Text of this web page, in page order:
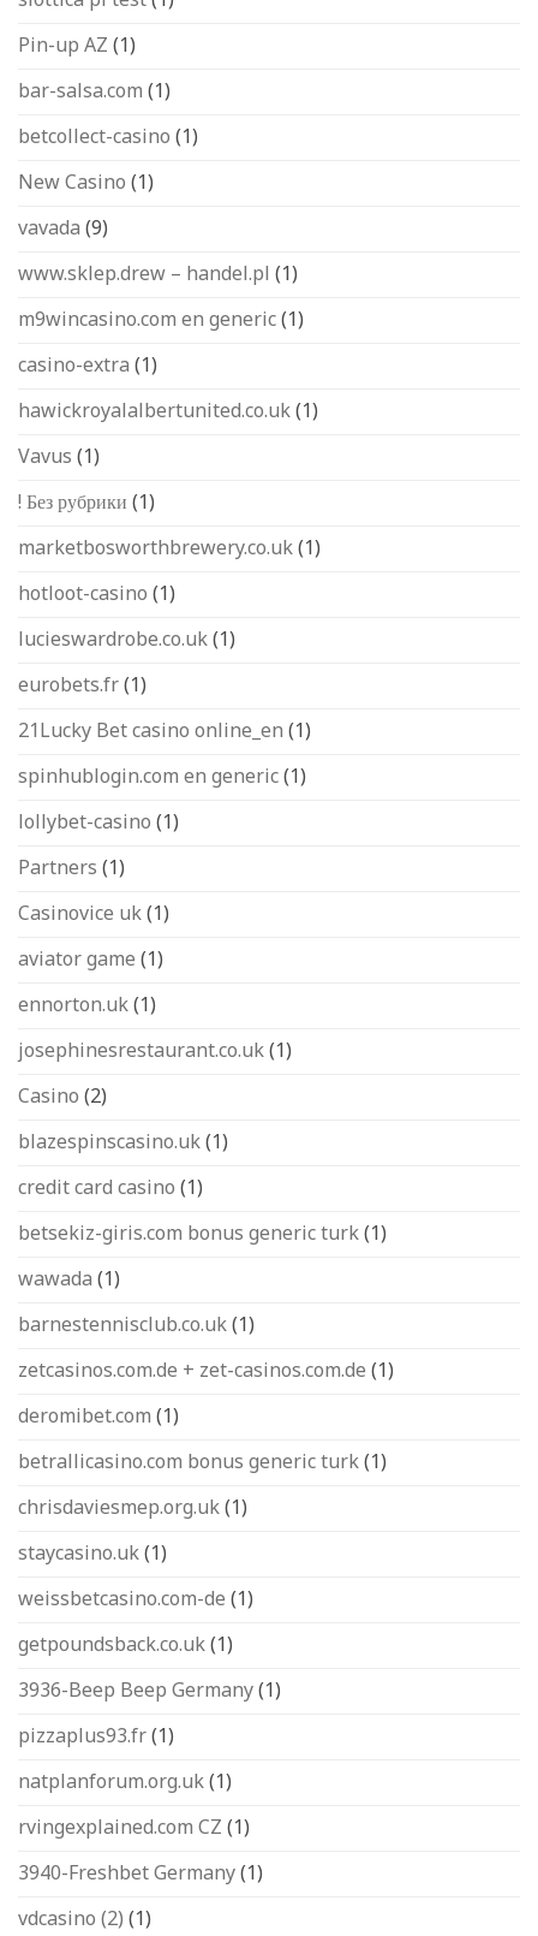
Pin-up AZ (1)
bar-salsa.com (1)
betcollect-casino (1)
New Casino (1)
vavada (9)
www.sklep.drew – handel.pl (1)
m9wincasino.com en generic(1)
casino-extra (1)
hawickroyalalbertunited.co.uk(1)
Vavus (1)
! Без рубрики (1)
marketbosworthbrewery.co.uk(1)
hotloot-casino (1)
lucieswardrobe.co.uk(1)
eurobets.fr(1)
21Lucky Bet casino online_en (1)
spinhublogin.com en generic(1)
lollybet-casino (1)
Partners (1)
Casinovice uk(1)
aviator game (1)
ennorton.uk(1)
josephinesrestaurant.co.uk(1)
Casino (2)
blazespinscasino.uk(1)
credit card casino (1)
betsekiz-giris.com bonus generic turk(1)
wawada (1)
barnestennisclub.co.uk(1)
zetcasinos.com.de + zet-casinos.com.de (1)
deromibet.com (1)
betrallicasino.com bonus generic turk(1)
chrisdaviesmep.org.uk(1)
staycasino.uk(1)
weissbetcasino.com-de (1)
getpoundsback.co.uk(1)
3936-Beep Beep Germany(1)
pizzaplus93.fr(1)
natplanforum.org.uk(1)
rvingexplained.com CZ (1)
3940-Freshbet Germany(1)
vdcasino (2) (1)